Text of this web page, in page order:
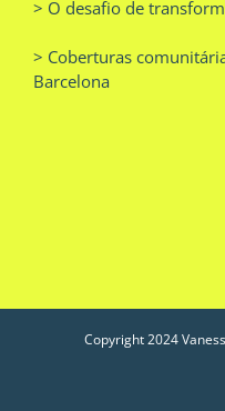
> O desafio de
> Coberturas
Barcelona
Copyright 2024